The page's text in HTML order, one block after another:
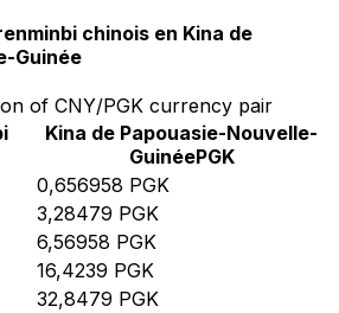
chinois en Kina de
Guinée
of CNY/PGK currency pair
Kina de Papouasie-Nouvelle-
GuinéePGK
0,656958 PGK
3,28479 PGK
6,56958 PGK
16,4239 PGK
32,8479 PGK